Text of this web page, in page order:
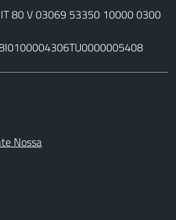
IT 80 V 03069 53350 10000 0300
Nossa